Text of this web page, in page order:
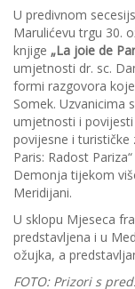
U predivnom
Marulićevu trgu 30.
knjige „La joie de
umjetnosti dr. sc.
formi razgovora
Somek. Uzvanicima
umjetnosti i
povijesne i turističke
Paris: Radost
Demonja tijekom
Meridijani.
U sklopu Mjeseca
predstavljena i u
ožujka, a
FOTO: Prizori s